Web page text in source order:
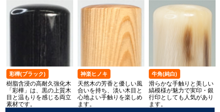
彩樺(ブラック)
樹脂含浸の高耐久強化木
「彩樺」は、黒の上質木
目と温もりを感じる両立
素材です。
神楽ヒノキ
天然木の芳香と優しい風
合いを持ち、淡い木目と
心地よい手触りを楽しめ
ます。
牛角(純白)
滑らかな手触りと美しい
縞模様が魅力で実印・銀
行印としても人気があり
ます。